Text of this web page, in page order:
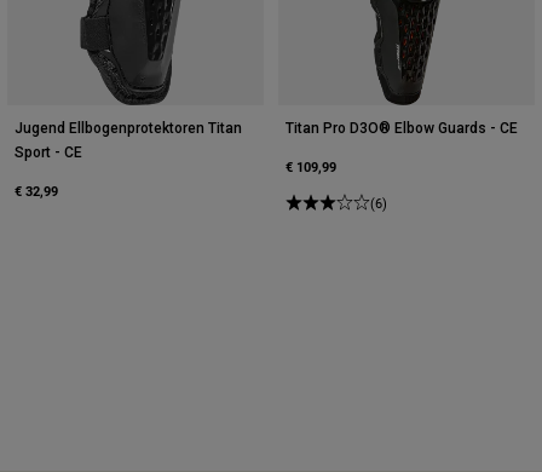
Jugend Ellbogenprotektoren Titan
Sport - CE
€ 32,99
Titan Pro D3O® Elbow Guards - CE
€ 109,99
(6)